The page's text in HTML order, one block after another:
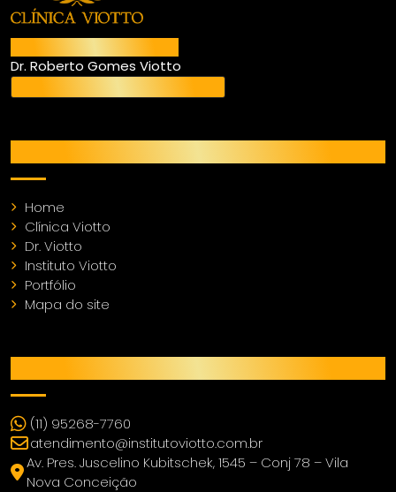
Dr. Roberto Gomes Viotto
Home
Clínica Viotto
Dr. Viotto
Instituto Viotto
Portfólio
Mapa do site
(11) 95268-7760
atendimento@institutoviotto.com.br
Av. Pres. Juscelino Kubitschek, 1545 – Conj 78 – Vila
Nova Conceição